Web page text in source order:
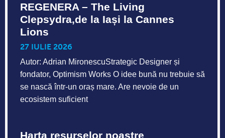
REGENERA – The Living
Clepsydra,de la Iași la Cannes
Lions
27 IULIE 2026
Autor: Adrian MironescuStrategic Designer și
fondator, Optimism Works O idee bună nu trebuie să
se nască într-un oraș mare. Are nevoie de un
ecosistem suficient
Harta resurselor noastre